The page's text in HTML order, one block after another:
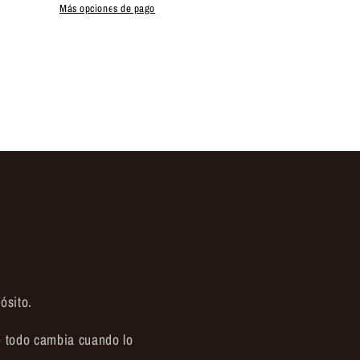
Más opciones de pago
cambia cuando lo